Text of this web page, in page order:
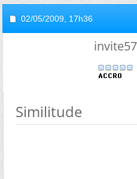
02/05/2009, 17h36
Similitude